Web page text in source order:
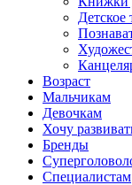
Детское
Возраст
Мальчикам
Девочкам
Хочу
Бренды
Специалистам